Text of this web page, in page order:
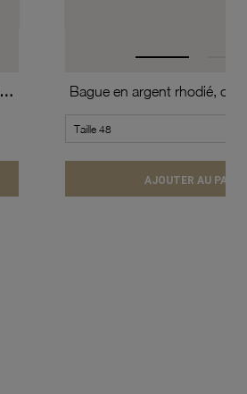
Alliance demi jonc en argent rhodié, largeur 4mm Bague en argent rhodié,
AJOUTER AU